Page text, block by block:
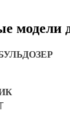
модели